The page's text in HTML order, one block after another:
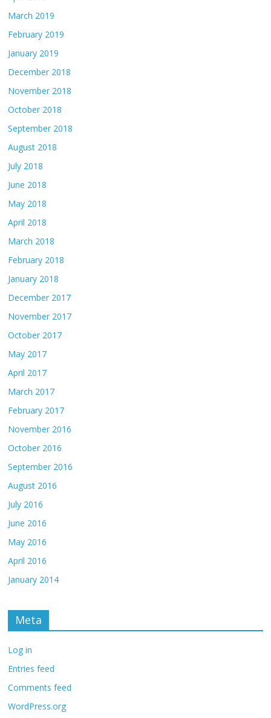
March 2019
February 2019
January 2019
December 2018
November 2018
October 2018
September 2018
August 2018
July 2018
June 2018
May 2018
April 2018
March 2018
February 2018
January 2018
December 2017
November 2017
October 2017
May 2017
April 2017
March 2017
February 2017
November 2016
October 2016
September 2016
August 2016
July 2016
June 2016
May 2016
April 2016
January 2014
Meta
Log in
Entries feed
Comments feed
WordPress.org